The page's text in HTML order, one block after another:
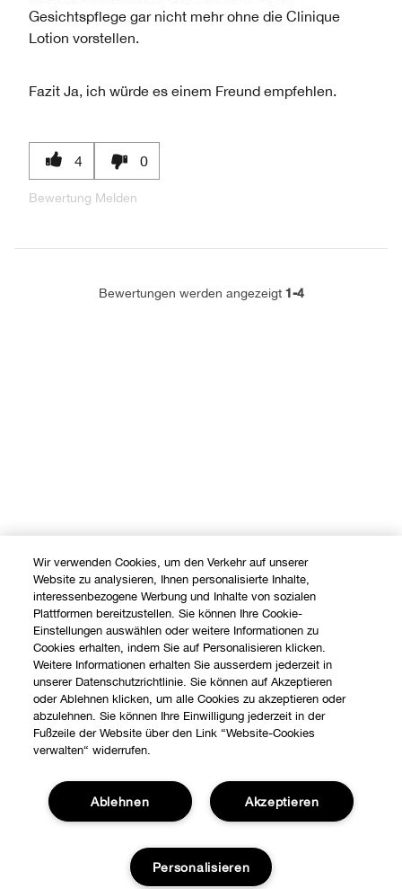
Gesichtspflege gar nicht mehr ohne die Clinique
Lotion vorstellen.
Fazit Ja, ich würde es einem Freund empfehlen.
4 0
Bewertung Melden
Bewertungen werden angezeigt 1-4
Wir verwenden Cookies, um den Verkehr auf unserer
Website zu analysieren, Ihnen personalisierte Inhalte,
interessenbezogene Werbung und Inhalte von sozialen
Plattformen bereitzustellen. Sie können Ihre Cookie-
Einstellungen auswählen oder weitere Informationen zu
Cookies erhalten, indem Sie auf Personalisieren klicken.
Weitere Informationen erhalten Sie ausserdem jederzeit in
unserer Datenschutzrichtlinie. Sie können auf Akzeptieren
oder Ablehnen klicken, um alle Cookies zu akzeptieren oder
abzulehnen. Sie können Ihre Einwilligung jederzeit in der
Fußzeile der Website über den Link “Website-Cookies
verwalten“ widerrufen.
Akzeptieren
Ablehnen
Personalisieren